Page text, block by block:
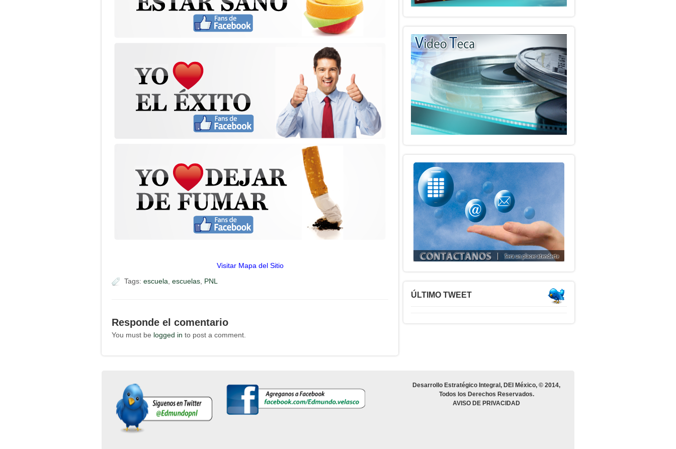
Visitar Mapa del Sitio
Tags: escuela escuelas PNL
Responde el comentario
You must be logged in to post a comment.
ÚLTIMO TWEET
Desarrollo Estratégico Integral, DEI México, © 2014,
Todos los Derechos Reservados.
AVISO DE PRIVACIDAD